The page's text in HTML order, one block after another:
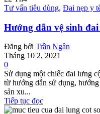
Tư vấn tiêu dùng, Đai nẹp y
Hướng dẫn vệ sinh
Đăng bởi Trần Ngân
Tháng 10 2, 2021
0
Sử dụng một chiếc đai lưng
từ hướng dẫn sử dụng,
sản xu...
Tiếp tục đọc